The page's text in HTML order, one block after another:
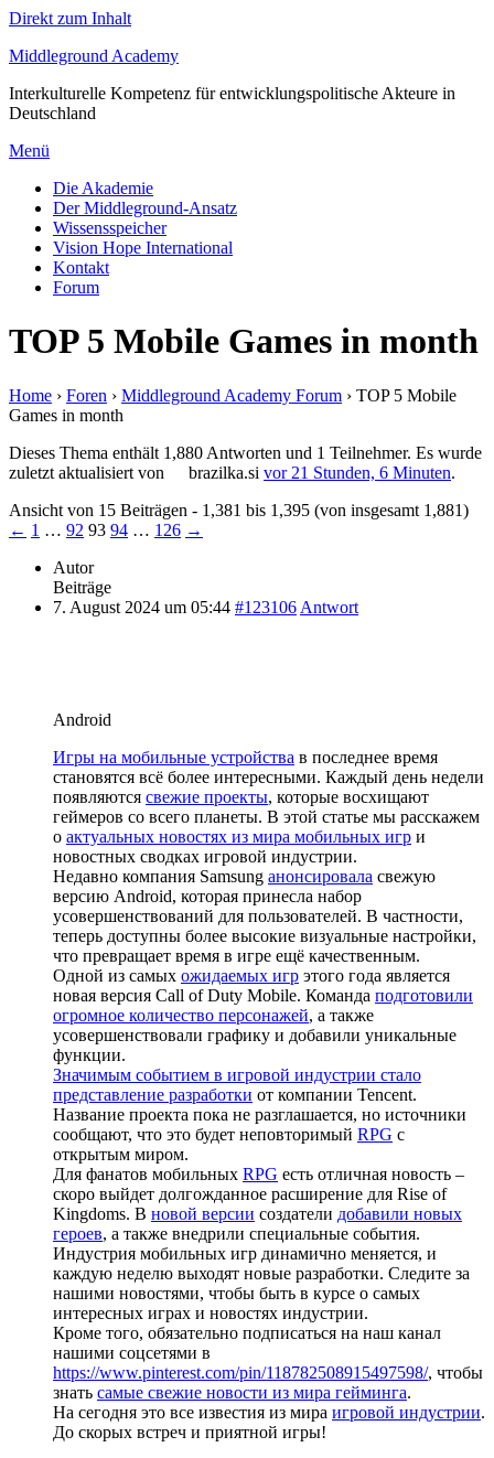
Direkt zum Inhalt
Middleground Academy
Interkulturelle Kompetenz für entwicklungspolitische Akteure in
Deutschland
Menü
Die Akademie
Der Middleground-Ansatz
Wissensspeicher
Vision Hope International
Kontakt
Forum
TOP 5 Mobile Games in month
Home › Foren › Middleground Academy Forum › TOP 5 Mobile
Games in month
Dieses Thema enthält 1,880 Antworten und 1 Teilnehmer. Es wurde
zuletzt aktualisiert von
brazilka.si vor 21 Stunden, 6 Minuten.
Ansicht von 15 Beiträgen - 1,381 bis 1,395 (von insgesamt 1,881)
← 1 … 92 93 94 … 126 →
Autor
Beiträge
7. August 2024 um 05:44 #123106 Antwort
Android
Игры на мобильные устройства в последнее время
становятся всё более интересными. Каждый день недели
появляются свежие проекты, которые восхищают
геймеров со всего планеты. В этой статье мы расскажем
о актуальных новостях из мира мобильных игр и
новостных сводках игровой индустрии.
Недавно компания Samsung анонсировала свежую
версию Android, которая принесла набор
усовершенствований для пользователей. В частности,
теперь доступны более высокие визуальные настройки,
что превращает время в игре ещё качественным.
Одной из самых ожидаемых игр этого года является
новая версия Call of Duty Mobile. Команда подготовили
огромное количество персонажей, а также
усовершенствовали графику и добавили уникальные
функции.
Значимым событием в игровой индустрии стало
представление разработки от компании Tencent.
Название проекта пока не разглашается, но источники
сообщают, что это будет неповторимый RPG с
открытым миром.
Для фанатов мобильных RPG есть отличная новость –
скоро выйдет долгожданное расширение для Rise of
Kingdoms. В новой версии создатели добавили новых
героев, а также внедрили специальные события.
Индустрия мобильных игр динамично меняется, и
каждую неделю выходят новые разработки. Следите за
нашими новостями, чтобы быть в курсе о самых
интересных играх и новостях индустрии.
Кроме того, обязательно подписаться на наш канал
нашими соцсетями в
https://www.pinterest.com/pin/118782508915497598/, чтобы
знать самые свежие новости из мира гейминга.
На сегодня это все известия из мира игровой индустрии.
До скорых встреч и приятной игры!